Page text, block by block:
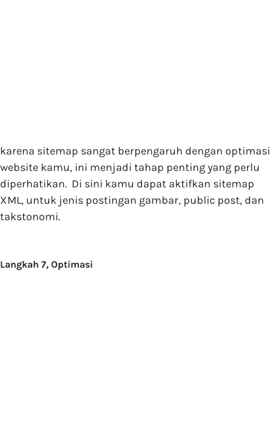
karena sitemap sangat berpengaruh dengan optimasi
website kamu, ini menjadi tahap penting yang perlu
diperhatikan. Di sini kamu dapat aktifkan sitemap
XML, untuk jenis postingan gambar, public post, dan
takstonomi.
Langkah 7, Optimasi